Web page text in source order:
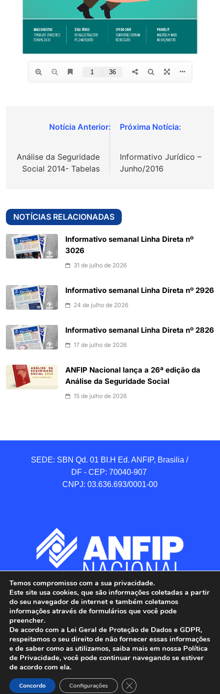
Navegação
Post
Análise da Seguridade
Social 2014- Tabelas
Informativo Jurídico –
Junho/2016
NOTÍCIAS RELACIONADAS
Informativo semanal Linha Direta nº
3026
31 de julho de 2026
Informativo semanal Linha Direta nº 2926
24 de julho de 2026
Informativo semanal Linha Direta nº 2826
17 de julho de 2026
ANFIP Nacional lança a 26ª edição da
Análise da Seguridade Social
15 de julho de 2026
SEDE: SBN Qd. 01 BI.H Ed. ANFIP, Brasilia /
DF - CEP: 70040-907
CNPJ: 03.636.693/0001-00
ANFIP - Associação Nacional dos Auditores
Fiscais da Receita Federal do Brasil.
Todos os Direitos Reservados.
Temos compromisso com a sua privacidade.
Este site usa cookies, que são informações coletadas a partir
do seu navegador de internet e também coletamos
informações através de formulários que você pode
preencher.
De acordo com a Lei Geral de Proteção de Dados e GDPR,
respeitamos o seu direito de não fornecer essas informações
e de saber como as utilizamos, saiba mais em nossa Política
de Privacidade, você pode continuar navegando se estiver
de acordo com ela.
Concordo Configurações Close GDPR Cookie Banner